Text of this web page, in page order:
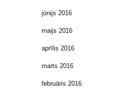
jūnijs 2016
maijs 2016
aprīlis 2016
marts 2016
februāris 2016